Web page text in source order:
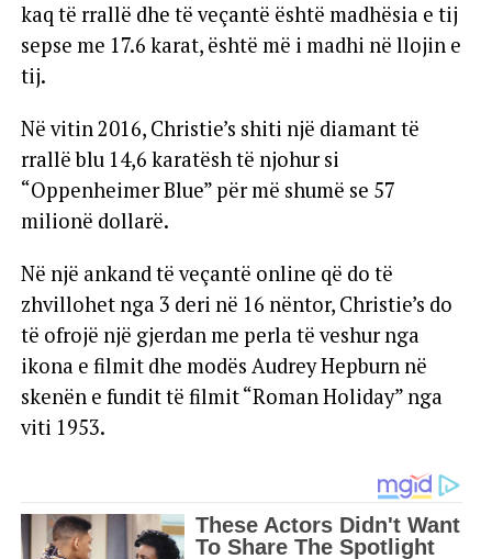
kaq të rrallë dhe të veçantë është madhësia e tij
sepse me 17.6 karat, është më i madhi në llojin e
tij.
Në vitin 2016, Christie’s shiti një diamant të
rrallë blu 14,6 karatësh të njohur si
“Oppenheimer Blue” për më shumë se 57
milionë dollarë.
Në një ankand të veçantë online që do të
zhvillohet nga 3 deri në 16 nëntor, Christie’s do
të ofrojë një gjerdan me perla të veshur nga
ikona e filmit dhe modës Audrey Hepburn në
skenën e fundit të filmit “Roman Holiday” nga
viti 1953.